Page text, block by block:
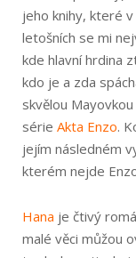
jeho knihy, které
letošních se mi
kde hlavní hrdina
kdo je a zda
skvělou
série Akta Enzo.
jejím následném
kterém nejde
Hana je čtivý
malé věci můžou